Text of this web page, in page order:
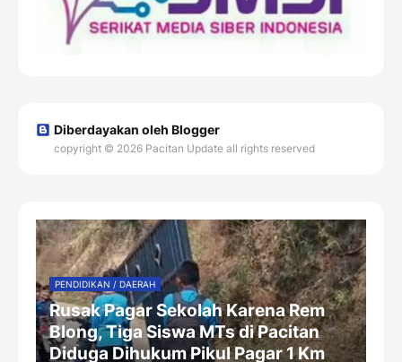
Diberdayakan oleh Blogger
copyright © 2026 Pacitan Update all rights reserved
PENDIDIKAN / DAERAH
Rusak Pagar Sekolah Karena Rem
Blong, Tiga Siswa MTs di Pacitan
Diduga Dihukum Pikul Pagar 1 Km